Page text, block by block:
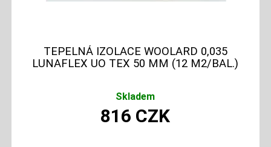
TEPELNÁ IZOLACE WOOLARD 0,035
LUNAFLEX UO TEX 50 MM (12 M2/BAL.)
Skladem
816 CZK